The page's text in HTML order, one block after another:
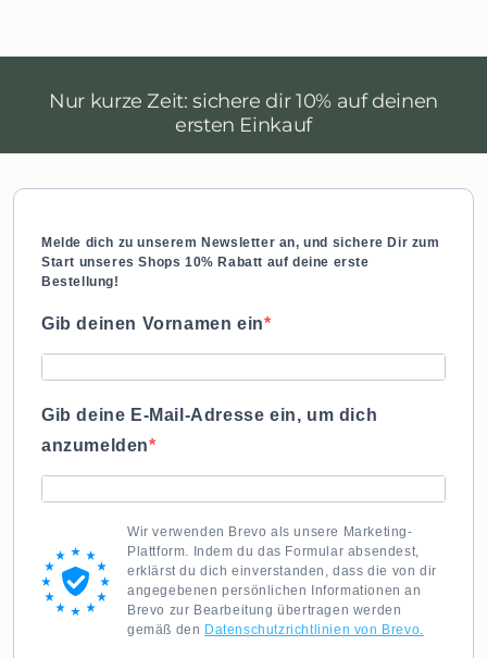
Nur kurze Zeit: sichere dir 10% auf deinen
ersten Einkauf
Melde dich zu unserem Newsletter an, und sichere Dir zum
Start unseres Shops 10% Rabatt auf deine erste
Bestellung!
Gib deinen Vornamen ein
Gib deine E-Mail-Adresse ein, um dich
anzumelden
Wir verwenden Brevo als unsere Marketing-
Plattform. Indem du das Formular absendest,
erklärst du dich einverstanden, dass die von dir
angegebenen persönlichen Informationen an
Brevo zur Bearbeitung übertragen werden
gemäß den Datenschutzrichtlinien von Brevo.